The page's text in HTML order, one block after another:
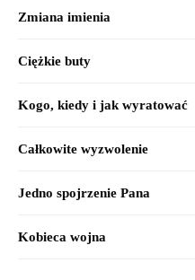
Zmiana imienia
Ciężkie buty
Kogo, kiedy i jak wyratować
Całkowite wyzwolenie
Jedno spojrzenie Pana
Kobieca wojna